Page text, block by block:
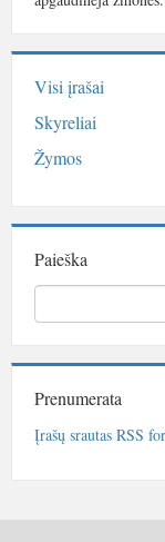
Visi įrašai
Skyreliai
Žymos
Paieška
Prenumerata
Įrašų srautas RSS